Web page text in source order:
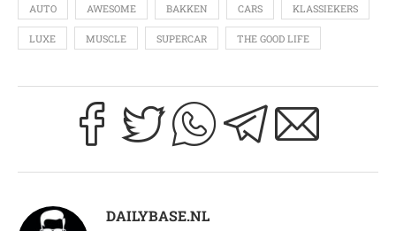
AUTO AWESOME BAKKEN CARS KLASSIEKERS
LUXE MUSCLE SUPERCAR THE GOOD LIFE
DAILYBASE.NL